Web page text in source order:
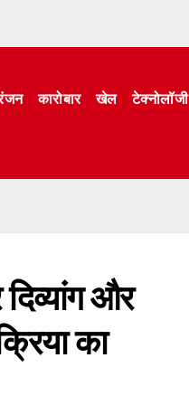
कारोबार खेल टेक्नोलॉजी
और
का